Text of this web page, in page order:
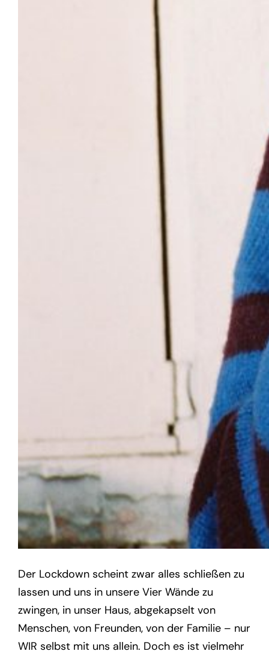
Der Lockdown scheint zwar alles schließen zu
lassen und uns in unsere Vier Wände zu
zwingen, in unser Haus, abgekapselt von
Menschen, von Freunden, von der Familie – nur
WIR selbst mit uns allein. Doch es ist vielmehr